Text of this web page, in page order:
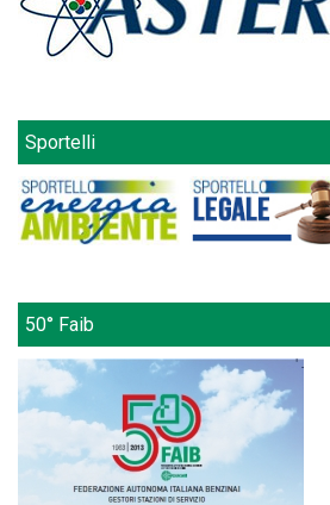
Sportelli
50° Faib